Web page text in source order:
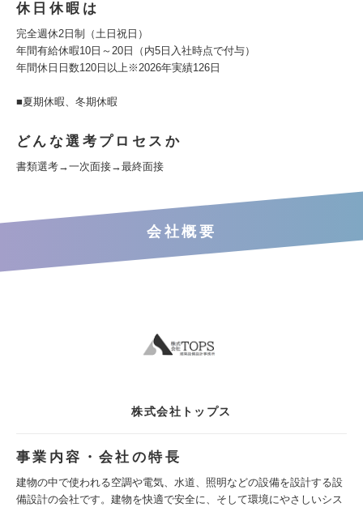
休日休暇は
完全週休2日制（土日祝日）
年間有給休暇10日～20日（内5日入社時点で付与）
年間休日日数120日以上※2026年実績126日
■夏期休暇、冬期休暇
どんな選考プロセスか
書類選考→一次面接→最終面接
会社概要
株式会社トップス
事業内容・会社の特長
建物の中で使われる空調や電気、水道、照明などの設備を設計する設
備設計の会社です。建物を快適で安全に、そして環境にやさしいシス